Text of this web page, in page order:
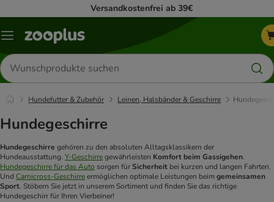
Versandkostenfrei ab 39€
Menü
Produkte
suchen
Hundefutter & Zubehör Leinen, Halsbänder & Geschirre
Hundegeschirre
Hundegeschirre gehören zu den absoluten Alltagsklassikern der
Hundeausstattung. Y-Geschirregewährleisten Komfort beim Gassigehen.
Hundegeschirre für das Auto sorgen fürSicherheit bei kurzen und langen Fahrten.
Und Carnicross-Geschirreermöglichen optimale Leistungen beimgemeinsamen
Sport. Stöbern Sie jetzt in unserem Sortiment und finden Sie das richtige
Hundegeschirr für Ihren Vierbeiner!